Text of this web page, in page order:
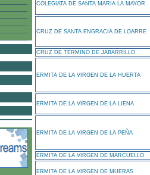
COLEGIATA DE SANTA MARIA LA MAYOR
CRUZ DE SANTA ENGRACIA DE LOARRE
CRUZ DE TÉRMINO DE JABARRILLO
ERMITA DE LA VIRGEN DE LA HUERTA
ERMITA DE LA VIRGEN DE LA LIENA
ERMITA DE LA VIRGEN DE LA PEÑA
ERMITA DE LA VIRGEN DE MARCUELLO
ERMITA DE LA VIRGEN DE MUERAS